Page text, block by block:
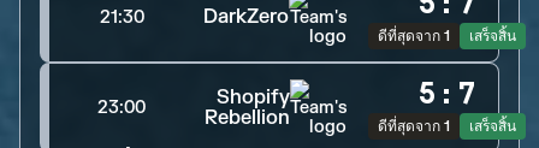
21:30 DarkZero
ดีที่สุดจาก 1 เสร็จสิ้น
23:00
Shopify
Rebellion
5 : 7
ดีที่สุดจาก 1 เสร็จสิ้น